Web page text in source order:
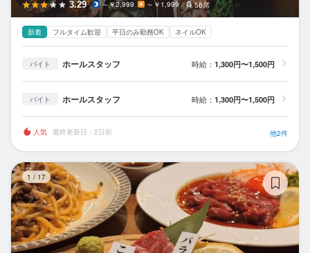
3.29 ～￥2,999 ～￥1,999 56席
新着 フルタイム歓迎 平日のみ勤務OK ネイルOK
バイト ホールスタッフ 時給： 1,300円〜1,500円
バイト ホールスタッフ 時給： 1,300円〜1,500円
人気 最終更新日：2日前 他2件
1 / 17